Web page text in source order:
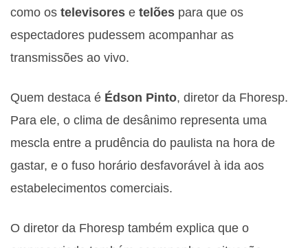
como os televisores e telões para que os
espectadores pudessem acompanhar as
transmissões ao vivo.
Quem destaca é Édson Pinto, diretor da Fhoresp.
Para ele, o clima de desânimo representa uma
mescla entre a prudência do paulista na hora de
gastar, e o fuso horário desfavorável à ida aos
estabelecimentos comerciais.
O diretor da Fhoresp também explica que o